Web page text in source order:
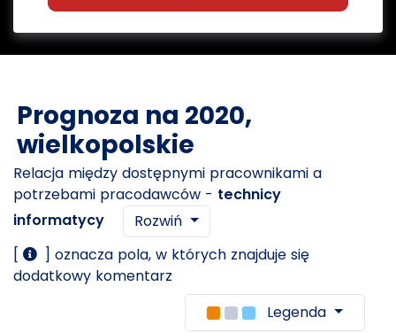
Prognoza na 2020,
wielkopolskie
Relacja między dostępnymi pracownikami a
potrzebami pracodawców - technicy
informatycy
Rozwiń
[
] oznacza pola, w których znajduje się
dodatkowy komentarz
Legenda